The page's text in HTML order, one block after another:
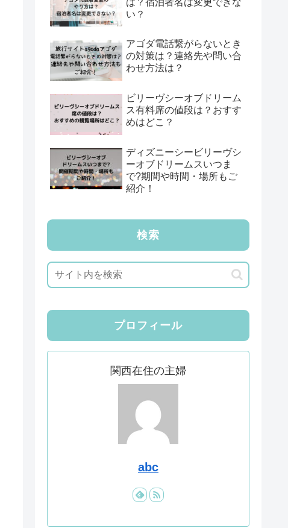
い？
アゴダ電話繋がらないとき
の対策は？連絡先や問い合
わせ方法は？
ビリーヴシーオブドリーム
ス有料席の値段は？おすす
めはどこ？
ディズニーシービリーヴシ
ーオブドリームスいつま
で?期間や時間・場所もご
紹介！
検索
プロフィール
関西在住の主婦
abc